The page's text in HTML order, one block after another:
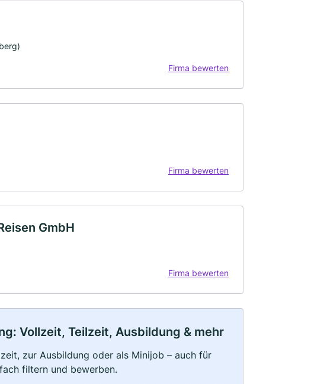
Firma bewerten
Firma bewerten
GmbH
Firma bewerten
Vollzeit, Teilzeit, Ausbildung & mehr
zur Ausbildung oder als Minijob – auch für
filtern und bewerben.